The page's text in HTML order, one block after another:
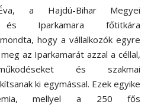
a Hajdú-Bihar Megyei
és Iparkamara főtitkára
hogy a vállalkozók egyre
az Iparkamarát azzal a céllal,
és szakmai
ki egymással. Ezek egyike
mellyel a 250 fős